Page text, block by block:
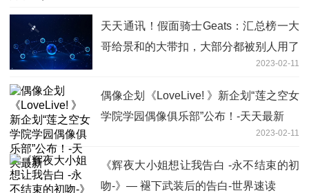
天天通讯！假面骑士Geats：汇总榜一大
哥给景和的大带扣，大部分都被别人用了
2023-02-11
偶像企划《LoveLive! 》新企划“莲之空女
学院学园偶像俱乐部”公布！-天天最新
2023-02-11
《辉夜大小姐想让我告白 -永不结束的初
吻-》— 褪下武装后的告白-世界速读